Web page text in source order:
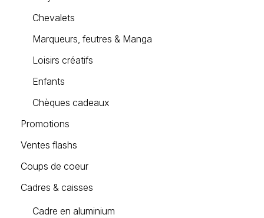
Chevalets
Marqueurs, feutres & Manga
Loisirs créatifs
Enfants
Chèques cadeaux
Promotions
Ventes flashs
Coups de coeur
Cadres & caisses
Cadre en aluminium